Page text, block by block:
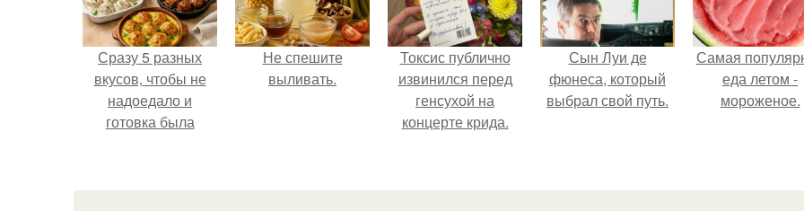
Сразу 5 разных
вкусов, чтобы не
надоедало и
готовка была
Не спешите
выливать.
Токсис публично
извинился перед
генсухой на
концерте крида.
Сын Луи де
фюнеса, который
выбрал свой путь.
Самая
еда летом -
мороженое.